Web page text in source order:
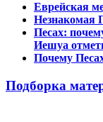
Еврейская
Незнакомая
Песах:
Иешуа
Почему
Подборка